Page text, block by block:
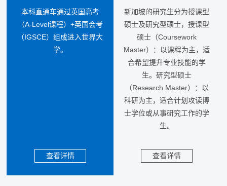
本科直通车通过英国高考
（A-Level课程）+英国会考
（IGSCE）组成进入世界大
学。
查看详情
新加坡的研究生分为授课型
硕士及研究型硕士，授课型
硕士（Coursework
Master）：以课程为主，适
合希望提升专业技能的学
生。研究型硕士
（Research Master）：以
科研为主，适合计划攻读博
士学位或从事研究工作的学
生。
查看详情